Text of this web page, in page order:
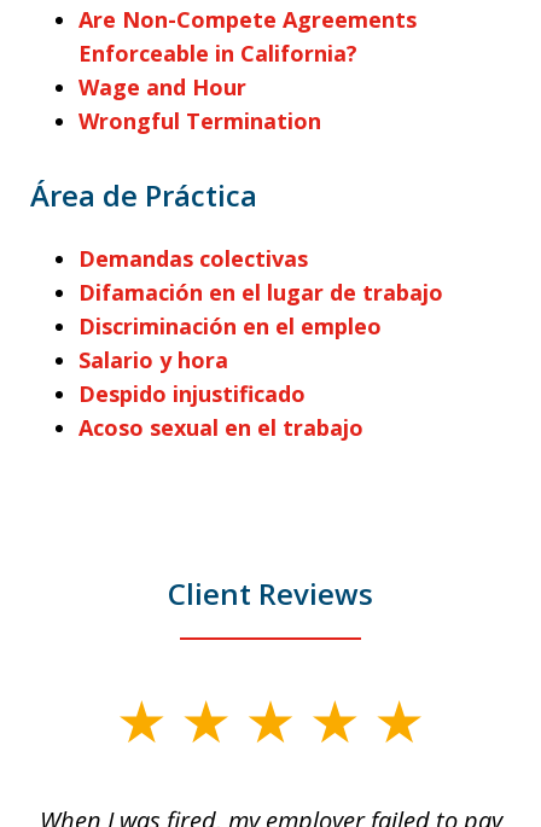
Are Non-Compete Agreements
Enforceable in California?
Wage and Hour
Wrongful Termination
Área de Práctica
Demandas colectivas
Difamación en el lugar de trabajo
Discriminación en el empleo
Salario y hora
Despido injustificado
Acoso sexual en el trabajo
Client Reviews
When I was fired, my employer failed to pay